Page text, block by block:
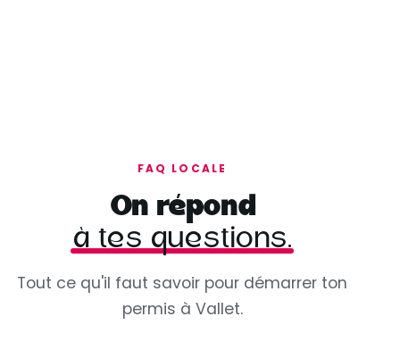
FAQ LOCALE
On répond
à tes questions.
Tout ce qu'il faut savoir pour démarrer ton
permis à Vallet.